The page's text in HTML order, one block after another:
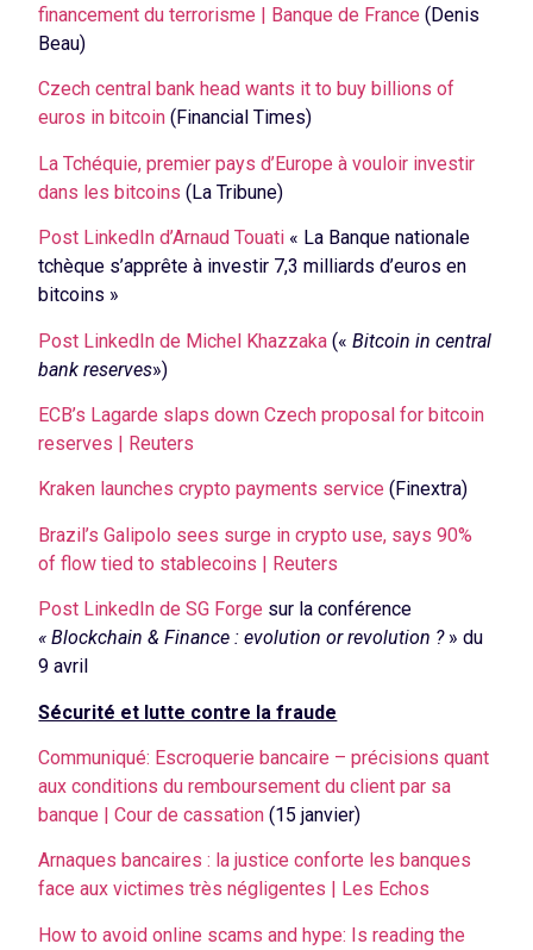
financement du terrorisme | Banque de France (Denis
Beau)
Czech central bank head wants it to buy billions of
euros in bitcoin (Financial Times)
La Tchéquie, premier pays d’Europe à vouloir investir
dans les bitcoins (La Tribune)
Post LinkedIn d’Arnaud Touati « La Banque nationale
tchèque s’apprête à investir 7,3 milliards d’euros en
bitcoins »
Post LinkedIn de Michel Khazzaka («Bitcoin in central
bank reserves»)
ECB’s Lagarde slaps down Czech proposal for bitcoin
reserves | Reuters
Kraken launches crypto payments service (Finextra)
Brazil’s Galipolo sees surge in crypto use, says 90%
of flow tied to stablecoins | Reuters
Post LinkedIn de SG Forge sur la conférence
« Blockchain & Finance : evolution or revolution ?» du
9 avril
Sécurité et lutte contre la fraude
Communiqué: Escroquerie bancaire – précisions quant
aux conditions du remboursement du client par sa
banque | Cour de cassation (15 janvier)
Arnaques bancaires : la justice conforte les banques
face aux victimes très négligentes | Les Echos
How to avoid online scams and hype: Is reading the